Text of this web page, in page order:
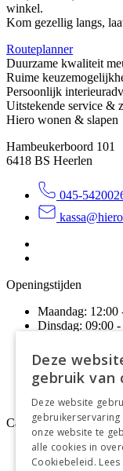
winkel.
Kom gezellig langs,
Routeplanner
Duurzame kwaliteit
Ruime
Persoonlijk
Uitstekende service &
Hiero wonen & slapen
Hambeukerboord 101
6418 BS Heerlen
045-
Openingstijden
Maandag: 12:00
Dinsdag: 09:00
Donderdag:
Vrijdag:09:00 -
Zaterdag: 09:00
Zondag:
Categoriëen
Wonen
Slapen
Deze
gebruik van
Deze website
onze website te
alle cookies in
Cookiebeleid.